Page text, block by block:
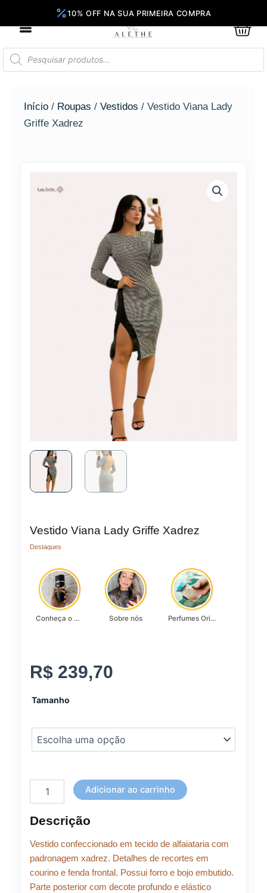
conteúdo
Pesquisar
produtos
Início / Roupas / Vestidos / Vestido Viana Lady
Griffe Xadrez
Vestido Viana Lady Griffe Xadrez
Destaques
Conheça o Asad, da Lattafa… Sobre nós Perfumes Originais
R$ 239,70
Tamanho
Vestido
Griffe
Xadrez
Adicionar ao carrinho
Descrição
Vestido confeccionado em tecido de alfaiataria com
padronagem xadrez. Detalhes de recortes em
courino e fenda frontal. Possui forro e bojo embutido.
Parte posterior com decote profundo e elástico